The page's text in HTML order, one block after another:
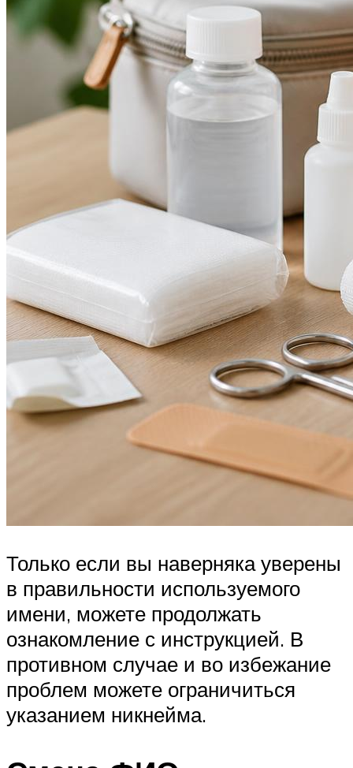
Только если вы наверняка уверены
в правильности используемого
имени, можете продолжать
ознакомление с инструкцией. В
противном случае и во избежание
проблем можете ограничиться
указанием никнейма.